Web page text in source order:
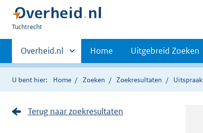
U
hier:
Tuchtrecht
Primaire
navigatie
Andere
sites
binnen
Overheid.nl Home Uitgebreid Zoeken
U bent hier: Home Zoeken Zoekresultaten Uitspraak
Terug naar zoekresultaten